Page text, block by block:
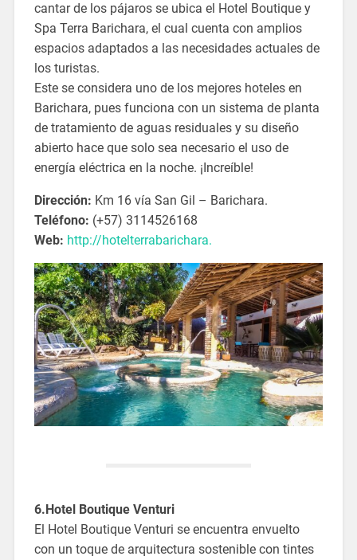
cantar de los pájaros se ubica el Hotel Boutique y
Spa Terra Barichara, el cual cuenta con amplios
espacios adaptados a las necesidades actuales de
los turistas.
Este se considera uno de los mejores hoteles en
Barichara, pues funciona con un sistema de planta
de tratamiento de aguas residuales y su diseño
abierto hace que solo sea necesario el uso de
energía eléctrica en la noche. ¡Increíble!
Dirección: Km 16 vía San Gil – Barichara.
Teléfono: (+57) 3114526168
Web: http://hotelterrabarichara.
6.Hotel Boutique Venturi
El Hotel Boutique Venturi se encuentra envuelto
con un toque de arquitectura sostenible con tintes